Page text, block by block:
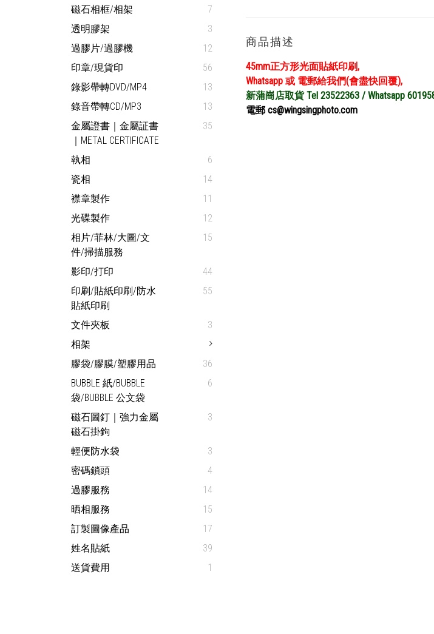
磁石相框/相架
7
透明膠架
3
過膠片/過膠機
12
印章/現貨印
56
錄影帶轉DVD/MP4
13
錄音帶轉CD/MP3
13
金屬證書｜金屬証書
｜METAL CERTIFICATE
35
執相
6
瓷相
14
襟章製作
11
光碟製作
12
相片/菲林/大圖/文
件/掃描服務
15
影印/打印
44
印刷/貼紙印刷/防水
貼紙印刷
55
文件夾板
3
相架
膠袋/膠膜/塑膠用品
36
BUBBLE 紙/BUBBLE
袋/BUBBLE 公文袋
6
磁石圖釘｜強力金屬
磁石掛鉤
3
輕便防水袋
3
密碼鎖頭
4
過膠服務
14
晒相服務
15
訂製圖像產品
17
姓名貼紙
39
送貨費用
1
商品描述
45mm正方形光面貼紙印刷,
Whatsapp 或 電郵給我們(會盡快回覆),
新蒲崗店取貨 Tel 23522363 / Whatsapp
電郵 cs@wingsingphoto.com